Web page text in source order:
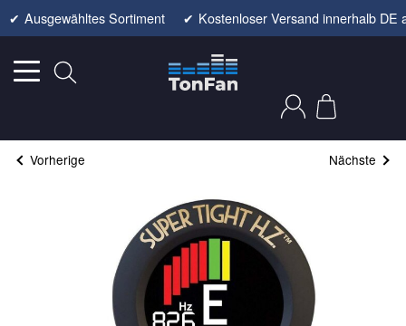
✔ Ausgewähltes Sortiment ✔ Kostenloser Versand innerhalb DE
Vorherige Nächste